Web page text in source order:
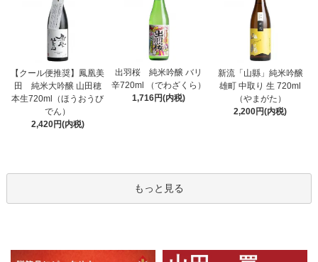
【クール便推奨】鳳凰美
田 純米大吟醸 山田穂
本生720ml（ほうおうび
でん）
2,420円(内税)
出羽桜 純米吟醸 バリ
辛720ml （でわざくら）
1,716円(内税)
新流「山縣」純米吟醸
雄町 中取り 生 720ml
（やまがた）
2,200円(内税)
もっと見る